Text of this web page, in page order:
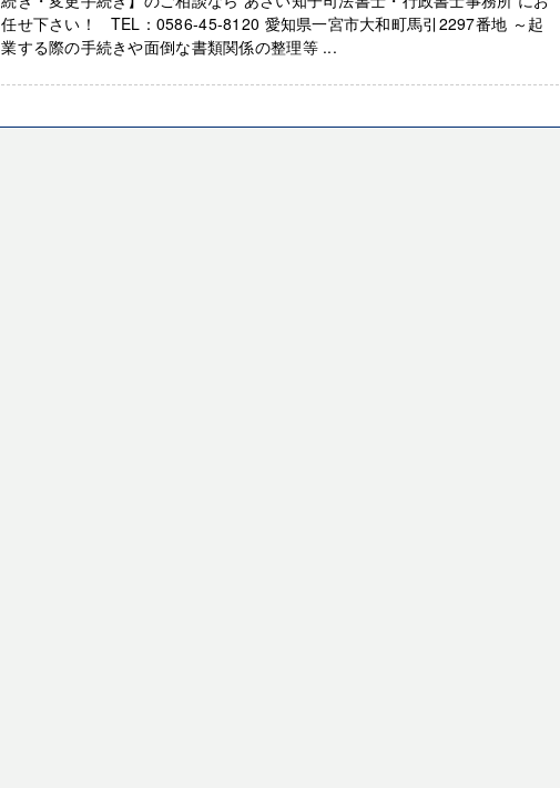
任せ下さい！ TEL：0586-45-8120 愛知県一宮市大和町馬引2297番地 ～起
業する際の手続きや面倒な書類関係の整理等 ...